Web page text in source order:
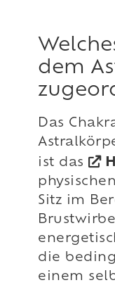
dem
Das
ist das
Sitz im
die
einem